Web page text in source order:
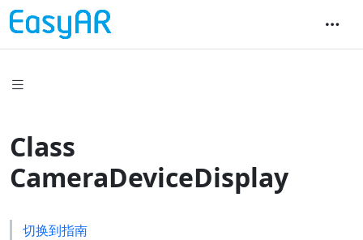
Class
CameraDeviceDisplay
切换到指南